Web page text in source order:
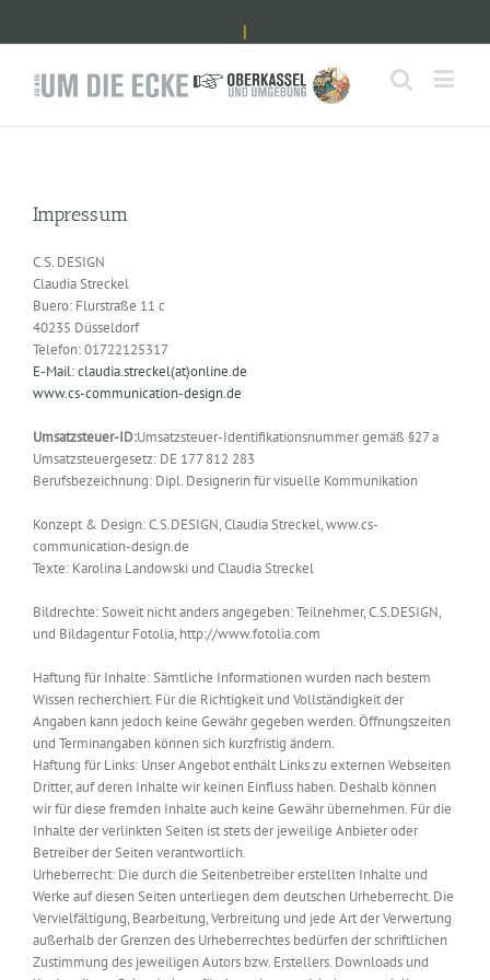
|
Impressum
C.S. DESIGN
Claudia Streckel
Buero: Flurstraße 11 c
40235 Düsseldorf
Telefon: 01722125317
E-Mail: claudia.streckel(at)online.de
www.cs-communication-design.de
Umsatzsteuer-ID:Umsatzsteuer-Identifikationsnummer gemäß §27 a
Umsatzsteuergesetz: DE 177 812 283
Berufsbezeichnung: Dipl. Designerin für visuelle Kommunikation
Konzept & Design: C.S.DESIGN, Claudia Streckel, www.cs-
communication-design.de
Texte: Karolina Landowski und Claudia Streckel
Bildrechte: Soweit nicht anders angegeben: Teilnehmer, C.S.DESIGN,
und Bildagentur Fotolia, http://www.fotolia.com
Haftung für Inhalte: Sämtliche Informationen wurden nach bestem
Wissen recherchiert. Für die Richtigkeit und Vollständigkeit der
Angaben kann jedoch keine Gewähr gegeben werden. Öffnungszeiten
und Terminangaben können sich kurzfristig ändern.
Haftung für Links: Unser Angebot enthält Links zu externen Webseiten
Dritter, auf deren Inhalte wir keinen Einfluss haben. Deshalb können
wir für diese fremden Inhalte auch keine Gewähr übernehmen. Für die
Inhalte der verlinkten Seiten ist stets der jeweilige Anbieter oder
Betreiber der Seiten verantwortlich.
Urheberrecht: Die durch die Seitenbetreiber erstellten Inhalte und
Werke auf diesen Seiten unterliegen dem deutschen Urheberrecht. Die
Vervielfältigung, Bearbeitung, Verbreitung und jede Art der Verwertung
außerhalb der Grenzen des Urheberrechtes bedürfen der schriftlichen
Zustimmung des jeweiligen Autors bzw. Erstellers. Downloads und